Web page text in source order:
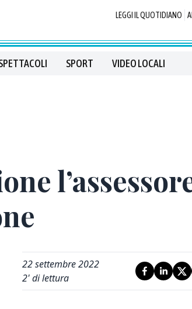
LEGGI IL QUOTIDIANO
SPORT VIDEO LOCALI
22 settembre 2022
2' di lettura